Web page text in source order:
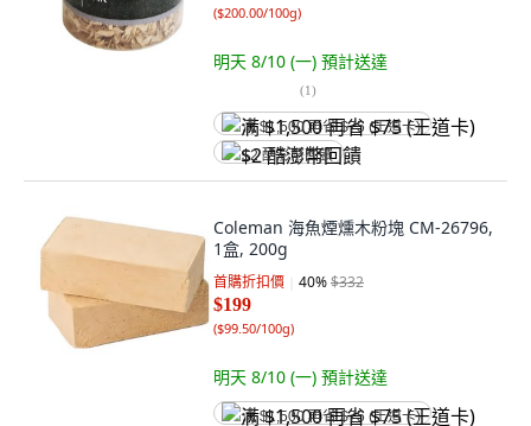
($200.00/100g)
明天 8/10 (一) 預計送達
(1)
满 $1,500 再省 $75 (王道卡)
$2 酷澎幣回饋
Coleman 海魚煙燻木粉塊 CM-26796,
1盒, 200g
首購折扣價 40%$332
$199
($99.50/100g)
明天 8/10 (一) 預計送達
满 $1,500 再省 $75 (王道卡)